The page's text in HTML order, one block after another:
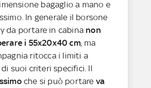
bagaglio a mano e
In generale il borsone
da portare in cabina non
i 55x20x40 cm, ma
ritocca i limiti a
suoi criteri specifici. Il
che si può portare va